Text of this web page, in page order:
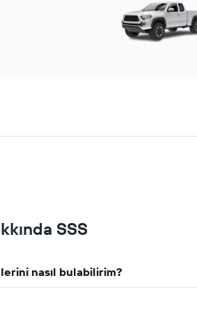
SSS
nasıl bulabilirim?